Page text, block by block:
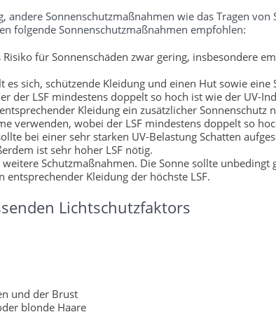
andere Sonnenschutzmaßnahmen wie das Tragen
folgende Sonnenschutzmaßnahmen empfohlen:
für Sonnenschäden zwar gering, insbesondere
es sich, schützende Kleidung und einen Hut sowie
der LSF mindestens doppelt so hoch ist wie der UV-
Kleidung ein zusätzlicher Sonnenschutz
verwenden, wobei der LSF mindestens doppelt so
bei einer sehr starken UV-Belastung Schatten
ist sehr hoher LSF nötig.
Schutzmaßnahmen. Die Sonne sollte unbedingt
Kleidung der höchste LSF.
Lichtschutzfaktors
und der Brust
blonde Haare